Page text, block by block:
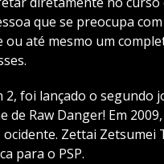
que se preocupa
até mesmo um
2, foi lançado o segundo
Raw Danger! Em
Zettai Zetsumei
para o PSP.